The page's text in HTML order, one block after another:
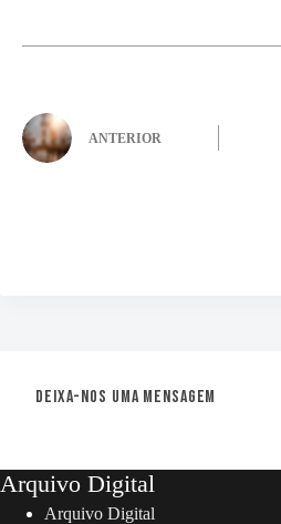
ANTERIOR
Deixa-nos uma mensagem
Arquivo Digital
Arquivo Digital